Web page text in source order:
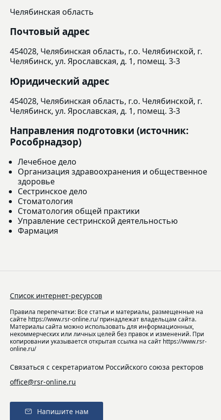
Челябинская область
Почтовый адрес
454028, Челябинская область, г.о. Челябинской, г.
Челябинск, ул. Ярославская, д. 1, помещ. 3-3
Юридический адрес
454028, Челябинская область, г.о. Челябинской, г.
Челябинск, ул. Ярославская, д. 1, помещ. 3-3
Направления подготовки (источник:
Рособрнадзор)
Лечебное дело
Организация здравоохранения и общественное
здоровье
Сестринское дело
Стоматология
Стоматология общей практики
Управление сестринской деятельностью
Фармация
Список интернет-ресурсов
Правила перепечатки: Все статьи и материалы, размещенные на
сайте https://www.rsr-online.ru/ принадлежат владельцам сайта.
Материалы сайта можно использовать для информационных,
некоммерческих или личных целей без правок и изменений. При
копировании указывается открытая ссылка на сайт https://www.rsr-
online.ru/
Связаться с секретариатом Российского союза ректоров
office@rsr-online.ru
Напишите нам